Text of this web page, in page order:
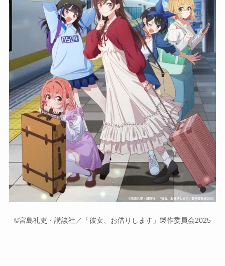
©宮島礼吏・講談社／「彼女、お借りします」製作委員会2025